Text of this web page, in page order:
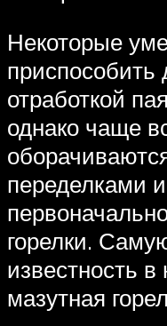
Некоторые
приспособить
отработкой
однако чаще
переделками
горелки.
известность
мазутная